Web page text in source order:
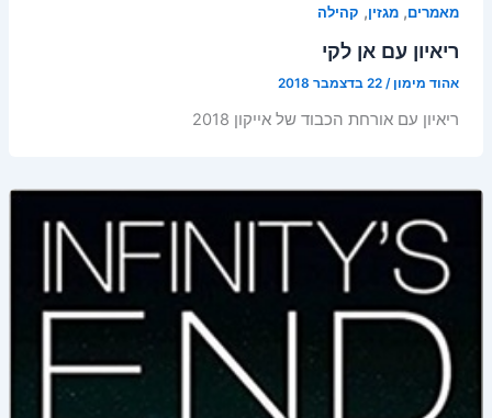
מאמרים, מגזין, קהילה
ריאיון עם אן לקי
אהוד מימון/ 22 בדצמבר 2018
ריאיון עם אורחת הכבוד של אייקון 2018